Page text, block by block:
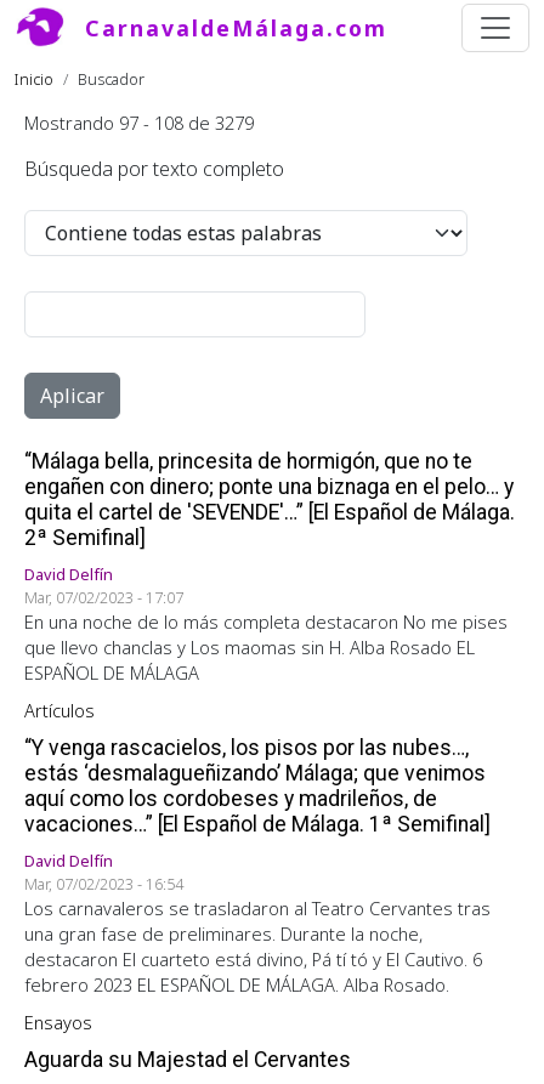
Pasar al contenido principal
CarnavaldeMálaga.com
Inicio Buscador
Mostrando 97 - 108 de 3279
Búsqueda por texto completo
Operador
“Málaga bella, princesita de hormigón, que no te
engañen con dinero; ponte una biznaga en el pelo… y
quita el cartel de 'SEVENDE'…” [El Español de Málaga.
2ª Semifinal]
David Delfín
Mar, 07/02/2023 - 17:07
En una noche de lo más completa destacaron No me pises
que llevo chanclas y Los maomas sin H. Alba Rosado EL
ESPAÑOL DE MÁLAGA
Artículos
“Y venga rascacielos, los pisos por las nubes…,
estás ‘desmalagueñizando’ Málaga; que venimos
aquí como los cordobeses y madrileños, de
vacaciones…” [El Español de Málaga. 1ª Semifinal]
David Delfín
Mar, 07/02/2023 - 16:54
Los carnavaleros se trasladaron al Teatro Cervantes tras
una gran fase de preliminares. Durante la noche,
destacaron El cuarteto está divino, Pá tí tó y El Cautivo. 6
febrero 2023 EL ESPAÑOL DE MÁLAGA. Alba Rosado.
Ensayos
Aguarda su Majestad el Cervantes